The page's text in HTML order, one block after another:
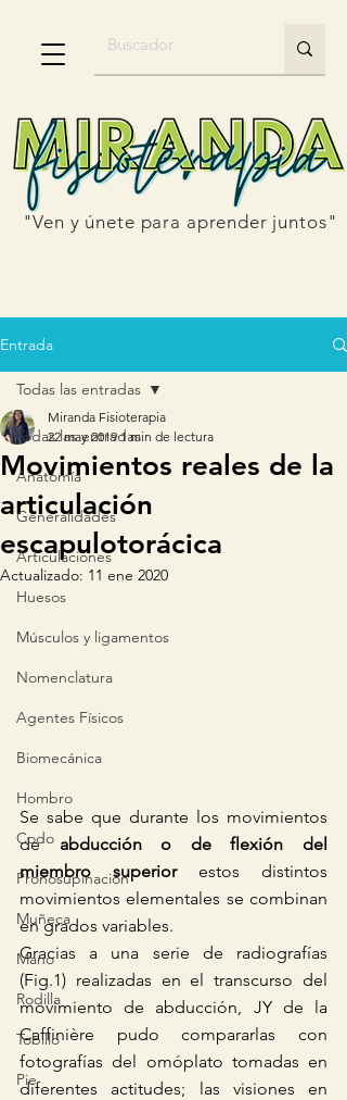
"Ven y únete para aprender juntos"
Entrada
Todas las entradas
Anatomía
Generalidades
Articulaciones
Huesos
Músculos y ligamentos
Nomenclatura
Agentes Físicos
Biomecánica
Hombro
Codo
Pronosupinación
Muñeca
Mano
Rodilla
Tobillo
Pie
Todas las entradas
Movimientos reales de la
articulación
escapulotorácica
Miranda Fisioterapia
22 may 2019 1 min de lectura
Actualizado: 11 ene 2020
Se sabe que durante los movimientos
de abducción o de flexión del
miembro superior estos distintos
movimientos elementales se combinan
en grados variables.
Gracias a una serie de radiografías
(Fig.1) realizadas en el transcurso del
movimiento de abducción, JY de la
Caffinière pudo compararlas con
fotografías del omóplato tomadas en
diferentes actitudes; las visiones en